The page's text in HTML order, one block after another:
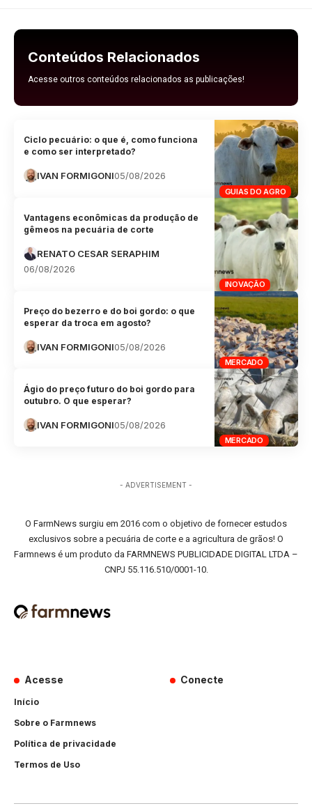
Conteúdos Relacionados
Acesse outros conteúdos relacionados as publicações!
GUIAS DO AGRO
Ciclo pecuário: o que é, como funciona
e como ser interpretado?
IVAN FORMIGONI05/08/2026
INOVAÇÃO
Vantagens econômicas da produção de
gêmeos na pecuária de corte
RENATO CESAR SERAPHIM
06/08/2026
MERCADO
Preço do bezerro e do boi gordo: o que
esperar da troca em agosto?
IVAN FORMIGONI05/08/2026
MERCADO
Ágio do preço futuro do boi gordo para
outubro. O que esperar?
IVAN FORMIGONI05/08/2026
- ADVERTISEMENT -
O FarmNews surgiu em 2016 com o objetivo de fornecer estudos
exclusivos sobre a pecuária de corte e a agricultura de grãos! O
Farmnews é um produto da FARMNEWS PUBLICIDADE DIGITAL LTDA –
CNPJ 55.116.510/0001-10.
Acesse
Início
Sobre o Farmnews
Política de privacidade
Termos de Uso
Conecte